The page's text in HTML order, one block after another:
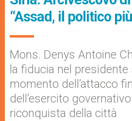
“Assad, il politico
Mons. Denys Antoine
la fiducia nel presidente
momento dell’attacco
dell’esercito
riconquista della città